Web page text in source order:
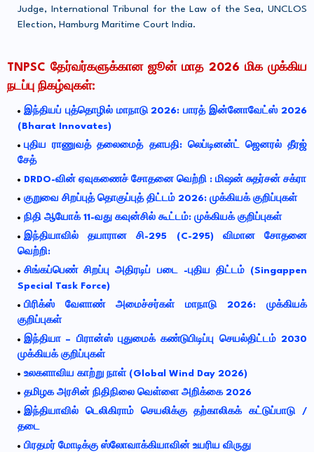
Judge, International Tribunal for the Law of the Sea, UNCLOS
Election, Hamburg Maritime Court India.
TNPSC தேர்வர்களுக்கான ஜூன் மாத 2026 மிக முக்கிய
நடப்பு நிகழ்வுகள்:
இந்தியப் புத்தொழில் மாநாடு 2026: பாரத் இன்னோவேட்ஸ் 2026
(Bharat Innovates)
புதிய ராணுவத் தலைமைத் தளபதி: லெப்டினன்ட் ஜெனரல் தீரஜ்
சேத்
DRDO-வின் ஏவுகணைச் சோதனை வெற்றி : மிஷன் சுதர்சன் சக்ரா
குறுவை சிறப்புத் தொகுப்புத் திட்டம் 2026: முக்கியக் குறிப்புகள்
நிதி ஆயோக் 11-வது கவுன்சில் கூட்டம்: முக்கியக் குறிப்புகள்
இந்தியாவில் தயாரான சி-295 (C-295) விமான சோதனை
வெற்றி:
சிங்கப்பெண் சிறப்பு அதிரடிப் படை -புதிய திட்டம் (Singappen
Special Task Force)
பிரிக்ஸ் வேளாண் அமைச்சர்கள் மாநாடு 2026: முக்கியக்
குறிப்புகள்
இந்தியா – பிரான்ஸ் புதுமைக் கண்டுபிடிப்பு செயல்திட்டம் 2030
முக்கியக் குறிப்புகள்
உலகளாவிய காற்று நாள் (Global Wind Day 2026)
தமிழக அரசின் நிதிநிலை வெள்ளை அறிக்கை 2026
இந்தியாவில் டெலிகிராம் செயலிக்கு தற்காலிகக் கட்டுப்பாடு /
தடை
பிரதமர் மோடிக்கு ஸ்லோவாக்கியாவின் உயரிய விருது